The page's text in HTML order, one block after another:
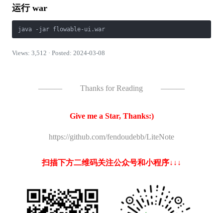
运行 war
java -jar flowable-ui.war
Views: 3,512 · Posted: 2024-03-08
——— Thanks for Reading ———
Give me a Star, Thanks:)
https://github.com/fendoudebb/LiteNote
扫描下方二维码关注公众号和小程序↓↓↓